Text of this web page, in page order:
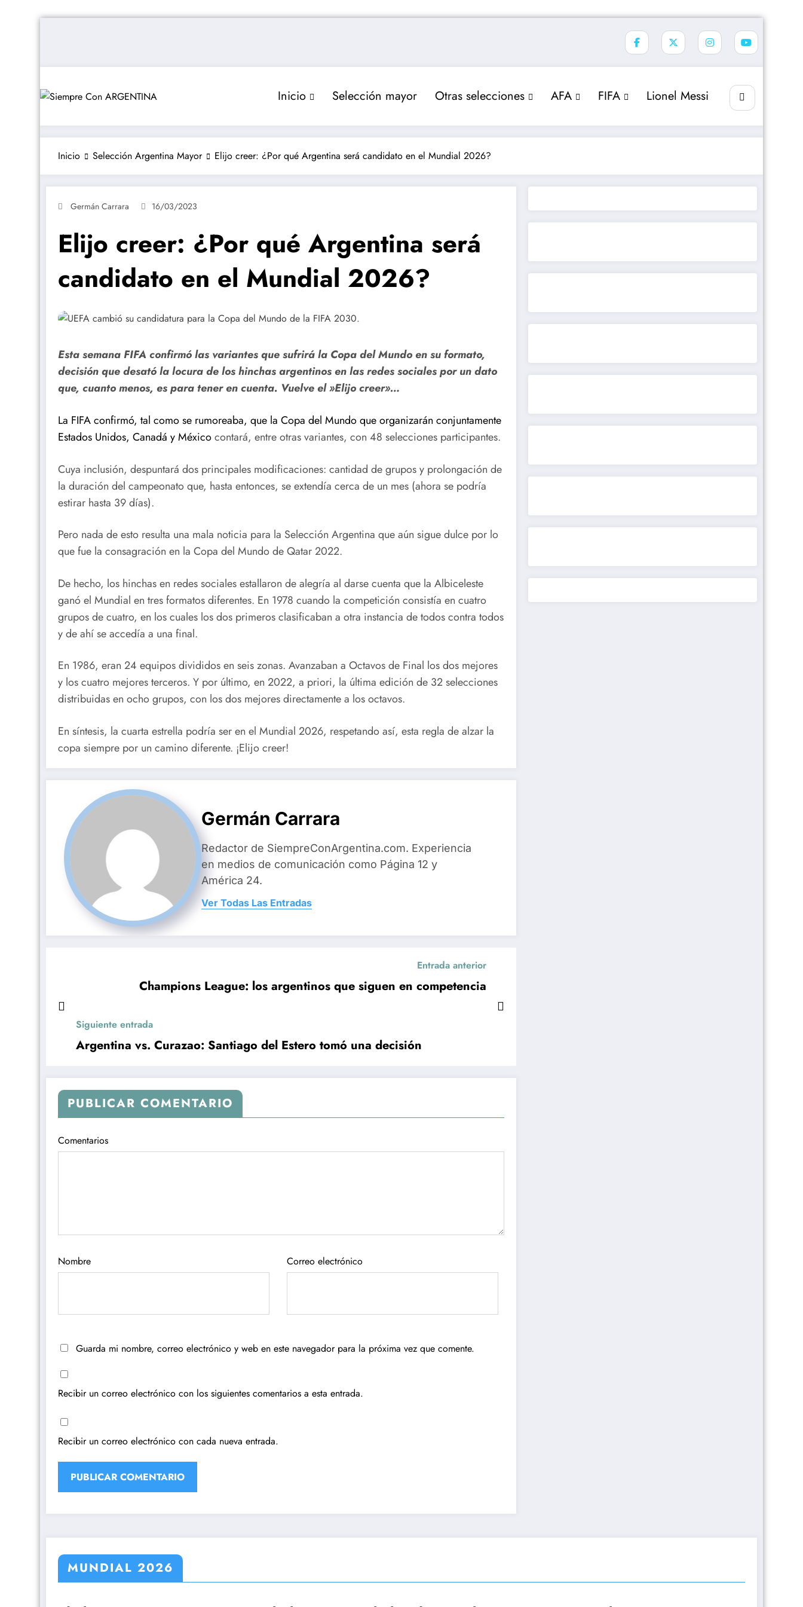
Inicio Selección mayor Otras selecciones AFA FIFA Lionel Messi
Inicio Selección Argentina Mayor Elijo creer: ¿Por qué Argentina será candidato en el Mundial 2026?
Germán Carrara 16/03/2023
Elijo creer: ¿Por qué Argentina será
candidato en el Mundial 2026?
Esta semana FIFA confirmó las variantes que sufrirá la Copa del Mundo en su formato,
decisión que desató la locura de los hinchas argentinos en las redes sociales por un dato
que, cuanto menos, es para tener en cuenta. Vuelve el »Elijo creer»…
La FIFA confirmó, tal como se rumoreaba, que la Copa del Mundo que organizarán conjuntamente
Estados Unidos, Canadá y Méxicocontará, entre otras variantes, con 48 selecciones participantes.
Cuya inclusión, despuntará dos principales modificaciones: cantidad de grupos y prolongación de
la duración del campeonato que, hasta entonces, se extendía cerca de un mes (ahora se podría
estirar hasta 39 días).
Pero nada de esto resulta una mala noticia para la Selección Argentina que aún sigue dulce por lo
que fue la consagración en la Copa del Mundo de Qatar 2022.
De hecho, los hinchas en redes sociales estallaron de alegría al darse cuenta que la Albiceleste
ganó el Mundial en tres formatos diferentes. En 1978 cuando la competición consistía en cuatro
grupos de cuatro, en los cuales los dos primeros clasificaban a otra instancia de todos contra todos
y de ahí se accedía a una final.
En 1986, eran 24 equipos divididos en seis zonas. Avanzaban a Octavos de Final los dos mejores
y los cuatro mejores terceros. Y por último, en 2022, a priori, la última edición de 32 selecciones
distribuidas en ocho grupos, con los dos mejores directamente a los octavos.
En síntesis, la cuarta estrella podría ser en el Mundial 2026, respetando así, esta regla de alzar la
copa siempre por un camino diferente. ¡Elijo creer!
Germán Carrara
Redactor de SiempreConArgentina.com. Experiencia
en medios de comunicación como Página 12 y
América 24.
Ver Todas Las Entradas
Entrada anterior
Champions League: los argentinos que siguen en competencia
Siguiente entrada
Argentina vs. Curazao: Santiago del Estero tomó una decisión
PUBLICAR COMENTARIO
Comentarios
Nombre Correo electrónico
Guarda mi nombre, correo electrónico y web en este navegador para la próxima vez que comente.
Recibir un correo electrónico con los siguientes comentarios a esta entrada.
Recibir un correo electrónico con cada nueva entrada.
MUNDIAL 2026